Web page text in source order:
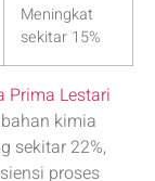
Meningkat
sekitar 15%
Prima Lestari
kimia
sekitar 22%,
proses